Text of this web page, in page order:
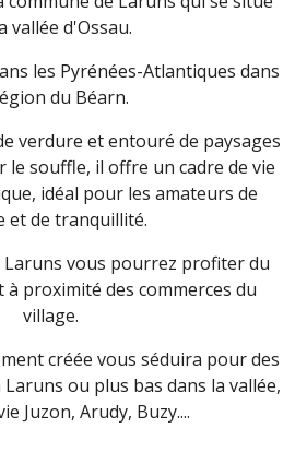
vallée d'Ossau.
les Pyrénées-Atlantiques dans
du Béarn.
verdure et entouré de paysages
le souffle, il offre un cadre de vie
idéal pour les amateurs de
et de tranquillité.
Laruns vous pourrez profiter du
proximité des commerces du
village.
créée vous séduira pour des
ou plus bas dans la vallée,
Juzon, Arudy, Buzy....